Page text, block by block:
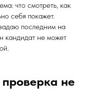
что смотреть, как
себя покажет.
последним на
кандидат не может
не